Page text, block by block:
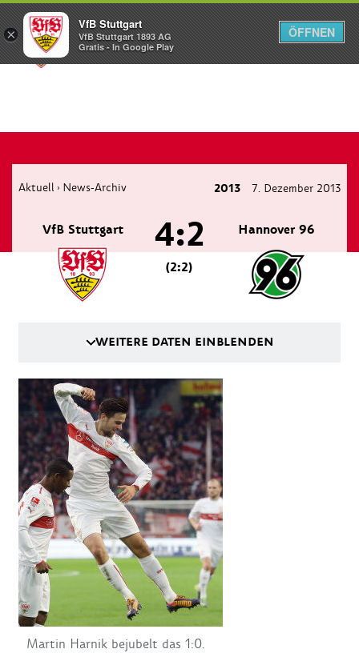
Menü
Aktuell › News-Archiv 2013 7. Dezember 2013
VfB Stuttgart Hannover 96
4:2
(2:2)
WEITERE DATEN EINBLENDEN
Martin Harnik bejubelt das 1:0.
×
VfB Stuttgart
VfB Stuttgart 1893 AG
Gratis - In Google Play
ÖFFNEN